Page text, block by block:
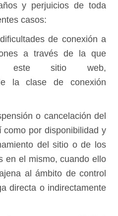
y perjuicios de toda
casos:
de conexión a
a través de la que
este sitio web,
la clase de conexión
o cancelación del
por disponibilidad y
del sitio o de los
en el mismo, cuando ello
al ámbito de control
directa o indirectamente